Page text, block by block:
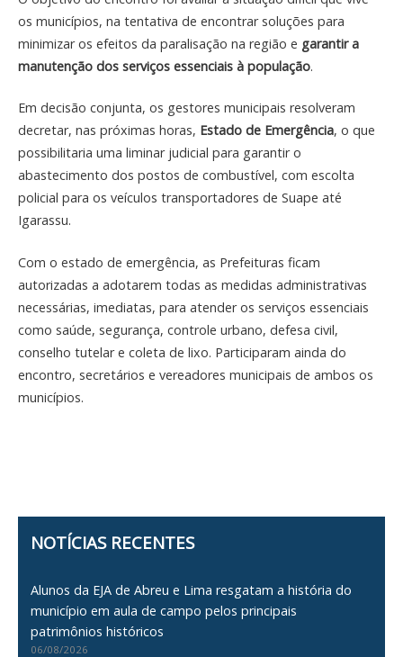
os municípios, na tentativa de encontrar soluções para
minimizar os efeitos da paralisação na região e garantir a
manutenção dos serviços essenciais à população.
Em decisão conjunta, os gestores municipais resolveram
decretar, nas próximas horas, Estado de Emergência, o que
possibilitaria uma liminar judicial para garantir o
abastecimento dos postos de combustível, com escolta
policial para os veículos transportadores de Suape até
Igarassu.
Com o estado de emergência, as Prefeituras ficam
autorizadas a adotarem todas as medidas administrativas
necessárias, imediatas, para atender os serviços essenciais
como saúde, segurança, controle urbano, defesa civil,
conselho tutelar e coleta de lixo. Participaram ainda do
encontro, secretários e vereadores municipais de ambos os
municípios.
NOTÍCIAS RECENTES
Alunos da EJA de Abreu e Lima resgatam a história do
município em aula de campo pelos principais
patrimônios históricos
06/08/2026